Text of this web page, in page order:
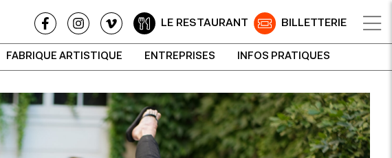
LE RESTAURANT BILLETTERIE
FABRIQUE ARTISTIQUE ENTREPRISES INFOS PRATIQUES